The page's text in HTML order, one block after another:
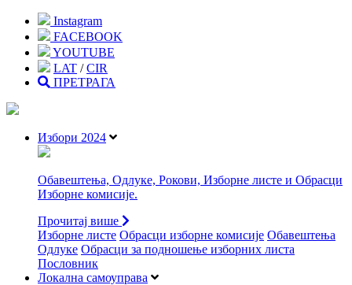
Instagram
FACEBOOK
YOUTUBE
LAT /CIR
ПРЕТРАГА
Избори 2024
Обавештења, Одлуке, Рокови, Изборне листе и Обрасци
Изборне комисије.
Прочитај више
Изборне листе Oбрасци изборне комисије Обавештења
Одлуке Обрасци за подношење изборних листа
Пословник
Локална самоуправа